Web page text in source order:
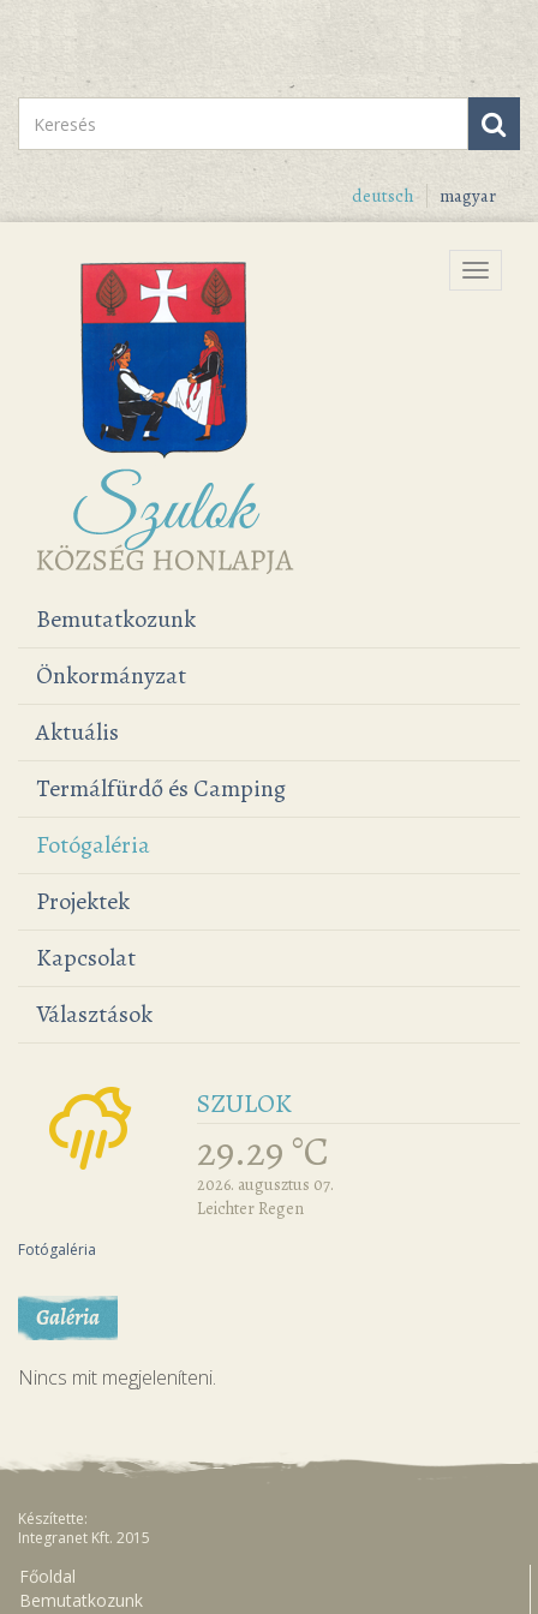
magyar
deutsch
Menu
Bemutatkozunk
Önkormányzat
Aktuális
Termálfürdő és Camping
Fotógaléria
Projektek
Kapcsolat
Választások
SZULOK
29.29 °C
2026. augusztus 07.
Leichter Regen
Fotógaléria
Galéria
Nincs mit megjeleníteni.
Készítette:
Integranet Kft. 2015
Főoldal
Bemutatkozunk